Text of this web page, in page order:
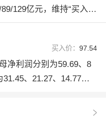
129亿元，维持“买入”
买入价：97.54
净利润分别为59.69、8
、21.27、14.77
入”评级。